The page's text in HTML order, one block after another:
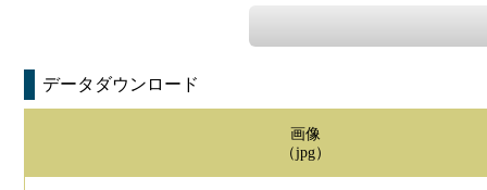
データダウンロード
画像
（jpg）